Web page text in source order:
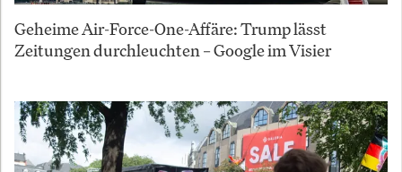
Geheime Air-Force-One-Affäre: Trump lässt
Zeitungen durchleuchten – Google im Visier